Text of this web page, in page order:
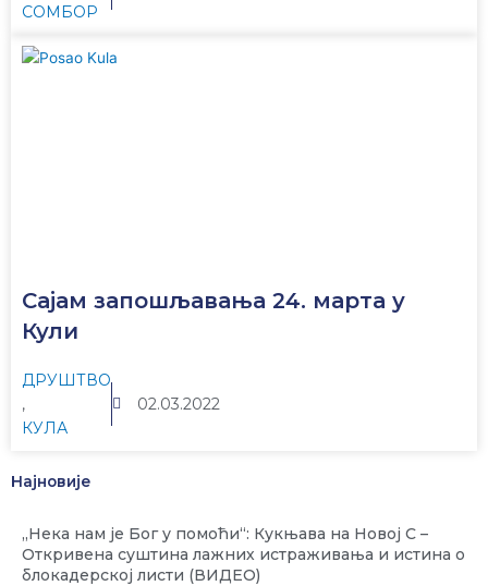
СОМБОР
Сајам запошљавања 24. марта у
Кули
ДРУШТВО
,
КУЛА
02.03.2022
Најновије
„Нека нам је Бог у помоћи“: Кукњава на Новој С –
Откривена суштина лажних истраживања и истина о
блокадерској листи (ВИДЕО)